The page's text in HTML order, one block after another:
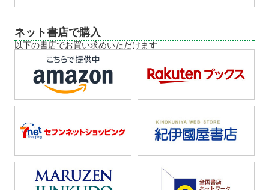
ネット書店で購入
以下の書店でお買い求めいただけます